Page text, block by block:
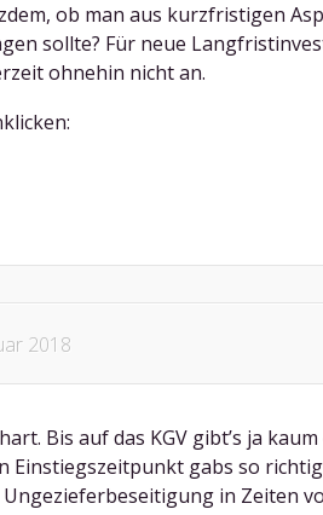
ob man aus kurzfristigen
sollte? Für neue
ohnehin nicht an.
2018
Bis auf das KGV gibt’s ja
Einstiegszeitpunkt gabs so
in Zeiten